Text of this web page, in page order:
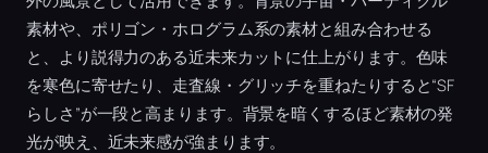
素材や、ポリゴン・ホログラム系の素材と組み合わせる
と、より説得力のある近未来カットに仕上がります。色味
を寒色に寄せたり、走査線・グリッチを重ねたりすると“SF
らしさ”が一段と高まります。背景を暗くするほど素材の発
光が映え、近未来感が強まります。